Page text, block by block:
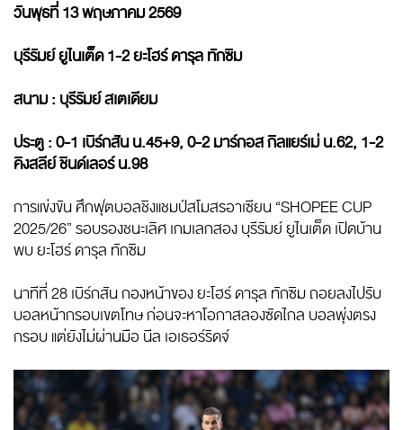
วันพุธที่ 13 พฤษภาคม 2569
บุรีรัมย์ ยูไนเต็ด 1-2 ยะโฮร์ ดารุล ทักซิม
สนาม : บุรีรัมย์ สเตเดียม
ประตู : 0-1 เบิร์กสัน น.45+9, 0-2 มาร์กอส กิลแยร์เม่ น.62, 1-2
คิงสลีย์ ชินด์เลอร์ น.98
การแข่งขัน ศึกฟุตบอลชิงแชมป์สโมสรอาเซียน “SHOPEE CUP
2025/26” รอบรองชนะเลิศ เกมเลกสอง บุรีรัมย์ ยูไนเต็ด เปิดบ้าน
พบ ยะโฮร์ ดารุล ทักซิม
นาทีที่ 28 เบิร์กสัน กองหน้าของ ยะโฮร์ ดารุล ทักซิม ถอยลงไปรับ
บอลหน้ากรอบเขตโทษ ก่อนจะหาโอกาสลองซัดไกล บอลพุ่งตรง
กรอบ แต่ยังไม่ผ่านมือ นีล เอเธอร์ริดจ์